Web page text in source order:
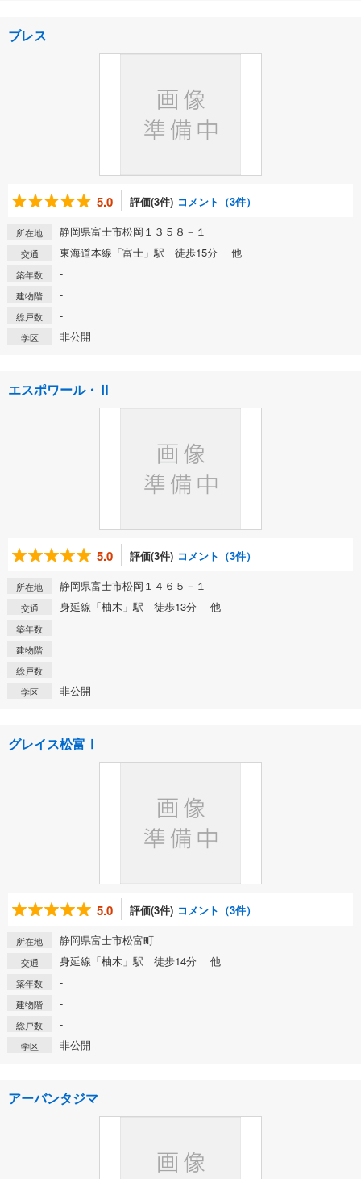
ブレス
5.0 評価(3件) コメント（3件）
所在地 静岡県富士市松岡１３５８－１
交通 東海道本線「富士」駅 徒歩15分 他
築年数 -
建物階 -
総戸数 -
学区 非公開
エスポワール・Ⅱ
5.0 評価(3件) コメント（3件）
所在地 静岡県富士市松岡１４６５－１
交通 身延線「柚木」駅 徒歩13分 他
築年数 -
建物階 -
総戸数 -
学区 非公開
グレイス松富Ⅰ
5.0 評価(3件) コメント（3件）
所在地 静岡県富士市松富町
交通 身延線「柚木」駅 徒歩14分 他
築年数 -
建物階 -
総戸数 -
学区 非公開
アーバンタジマ